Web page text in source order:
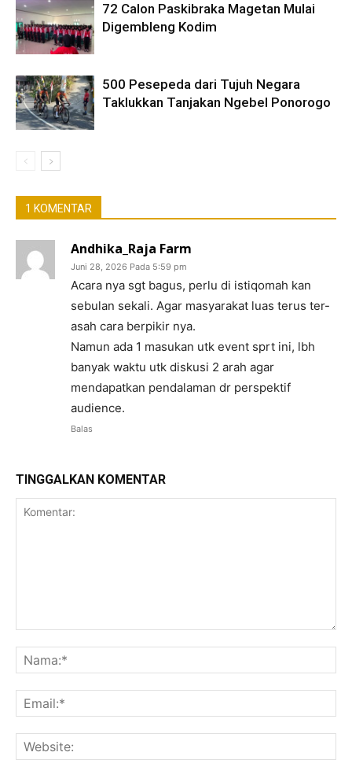
72 Calon Paskibraka Magetan Mulai
Digembleng Kodim
500 Pesepeda dari Tujuh Negara
Taklukkan Tanjakan Ngebel Ponorogo
1 KOMENTAR
Andhika_Raja Farm
Juni 28, 2026 Pada 5:59 pm
Acara nya sgt bagus, perlu di istiqomah kan
sebulan sekali. Agar masyarakat luas terus ter-
asah cara berpikir nya.
Namun ada 1 masukan utk event sprt ini, lbh
banyak waktu utk diskusi 2 arah agar
mendapatkan pendalaman dr perspektif
audience.
Balas
TINGGALKAN KOMENTAR